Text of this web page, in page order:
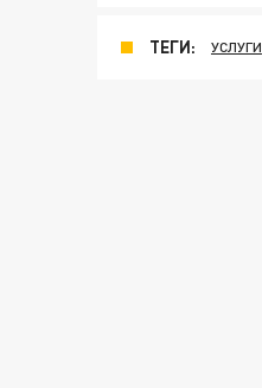
ТЕГИ: УСЛУГИ